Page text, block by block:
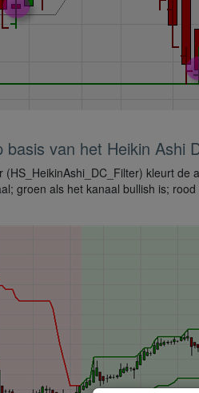
basis van het Heikin Ashi
(HS_HeikinAshi_DC_Filter) kleurt
groen als het kanaal bullish is;